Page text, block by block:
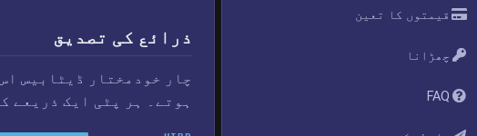
قیمتوں کا تعین
چھڑانا
FAQ
ذرائع کی تصدیق
چار خودمختار ڈیٹابیس
ہوتے۔ ہر پٹی ایک ذریعے